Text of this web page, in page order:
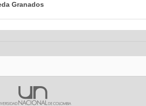
Granados